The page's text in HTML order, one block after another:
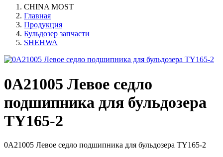
CHINA MOST
Главная
Продукция
Бульдозер запчасти
SHEHWA
0A21005 Левое седло
подшипника для бульдозера
TY165-2
0A21005 Левое седло подшипника для бульдозера TY165-2